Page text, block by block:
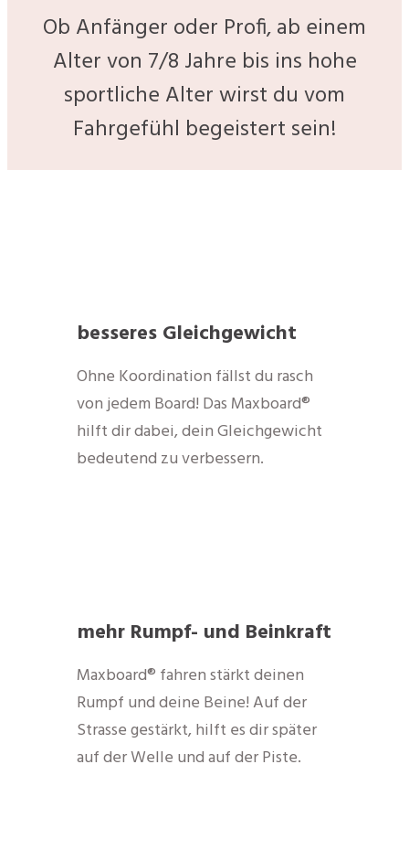
Ob Anfänger oder Profi, ab einem
Alter von 7/8 Jahre bis ins hohe
sportliche Alter wirst du vom
Fahrgefühl begeistert sein!
besseres Gleichgewicht
Ohne Koordination fällst du rasch
von jedem Board! Das Maxboard®
hilft dir dabei, dein Gleichgewicht
bedeutend zu verbessern.
mehr Rumpf- und Beinkraft
Maxboard® fahren stärkt deinen
Rumpf und deine Beine! Auf der
Strasse gestärkt, hilft es dir später
auf der Welle und auf der Piste.